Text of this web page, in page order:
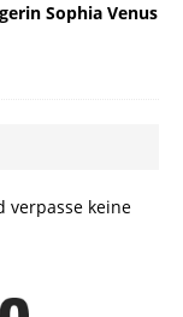
Sophia Venus
verpasse keine